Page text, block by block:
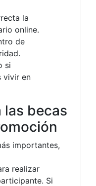
la
online.
de
si
vivir en
las becas
importantes,
realizar
Si